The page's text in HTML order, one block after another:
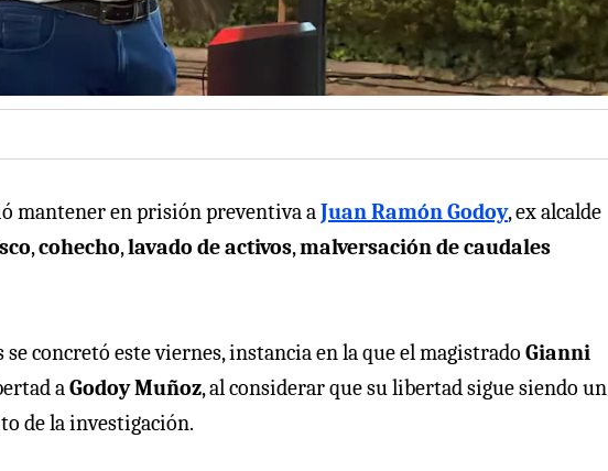
mantener en prisión preventiva aJuan Ramón Godoy, ex alcalde
,cohecho,lavado de activos,malversación de caudales
concretó este viernes, instancia en la que el magistrado Gianni
aGodoy Muñoz, al considerar que su libertad sigue siendo un
de la investigación.